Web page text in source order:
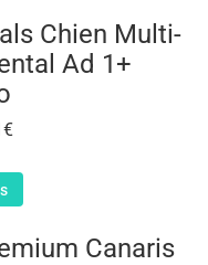
Chien Multi-
Ad 1+
€
Canaris